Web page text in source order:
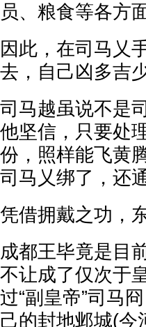
员、粮食等各方
因此，在司马乂
去，自己凶多吉少
司马越虽说不是
他坚信，只要处
份，照样能飞黄
司马乂绑了，还
凭借拥戴之功，
成都王毕竟是目
不让成了仅次于
过“副皇帝”司马
己的封地邺城(今